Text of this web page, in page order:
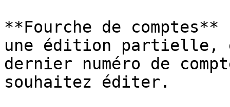
**Fourche de
une édition
dernier numéro de
souhaitez éditer.